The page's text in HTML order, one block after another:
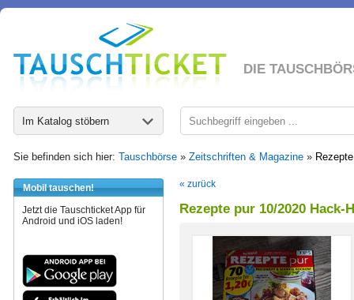
DIE
Im Katalog stöbern
Sie befinden sich hier: Tauschbörse » Zeitschriften & Magazine »
Mobil tauschen!
Jetzt die Tauschticket App für
Android und iOS laden!
« zurück
Rezepte pur 10/2020 Hack-